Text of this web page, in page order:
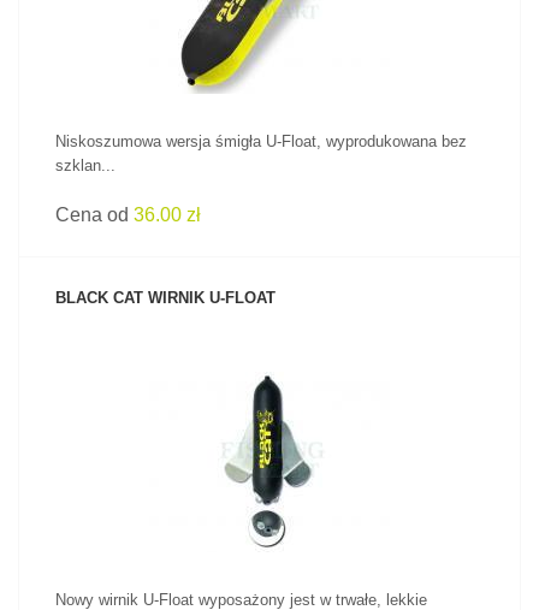
Niskoszumowa wersja śmigła U-Float, wyprodukowana bez
szklan...
Cena od 36.00 zł
BLACK CAT WIRNIK U-FLOAT
ZOBACZ PRODUKT
Nowy wirnik U-Float wyposażony jest w trwałe, lekkie